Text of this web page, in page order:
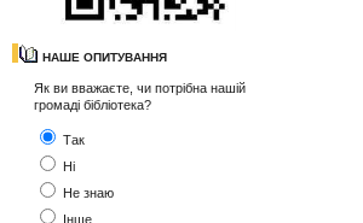
НАШЕ ОПИТУВАННЯ
Як ви вважаєте, чи потрібна нашій
громаді бібліотека?
Так
Ні
Не знаю
Інше